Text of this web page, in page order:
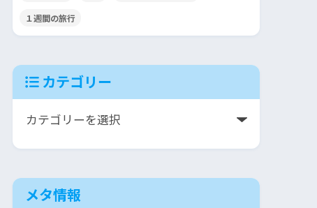
１週間の旅行
カテゴリー
メタ情報